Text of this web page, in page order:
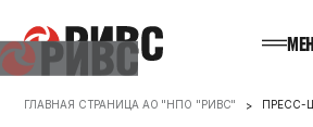
ГЛАВНАЯ СТРАНИЦА АО "НПО "РИВС" ПРЕСС-